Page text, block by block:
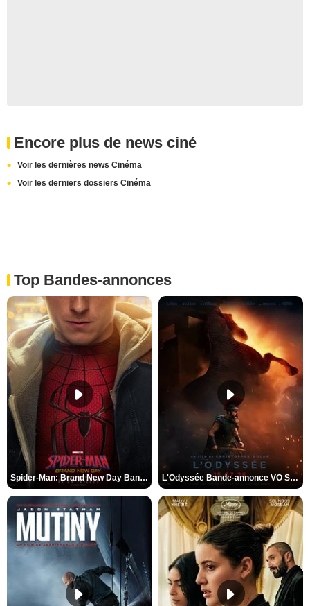
Encore plus de news ciné
Voir les dernières news Cinéma
Voir les derniers dossiers Cinéma
Top Bandes-annonces
Spider-Man: Brand New Day Bande-annonce VO STFR L'Odyssée Bande-annonce VO STFR